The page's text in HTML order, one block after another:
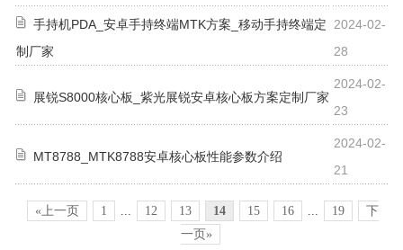
手持机PDA_安卓手持终端MTK方案_移动手持终端定
制厂家
2024-02-
28
展锐S8000核心板_紫光展锐安卓核心板方案定制厂家
2024-02-
23
MT8788_MTK8788安卓核心板性能参数介绍
2024-02-
21
«上一页 1 12 13 14 15 16 19
下
一页»